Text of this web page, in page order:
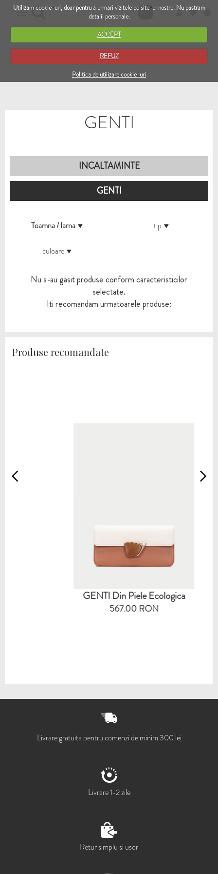
Utilizam cookie-uri, doar pentru a urmari vizitele pe site-ul nostru. Nu pastram
detalii personale.
ACCEPT
REFUZ
Politica de utilizare cookie-uri
RO EN
GENTI
INCALTAMINTE
GENTI
Toamna / Iarna tip
culoare
Nu s-au gasit produse conform caracteristicilor
selectate.
Iti recomandam urmatoarele produse:
Produse recomandate
GENTI Din Piele Ecologica
567.00 RON
Livrare gratuita pentru comenzi de minim 300 lei
Livrare 1-2 zile
Retur simplu si usor